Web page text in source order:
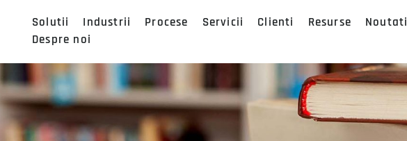
Solutii Industrii Procese Servicii Clienti Resurse
Noutati
Despre noi